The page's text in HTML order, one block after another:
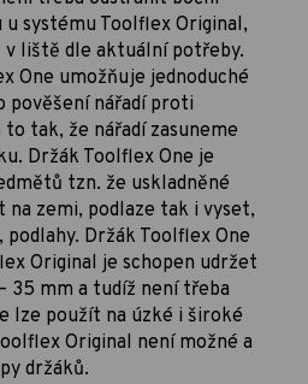
systému Toolflex Original,
v liště dle aktuální potřeby.
One umožňuje jednoduché
pověšení nářadí proti
to tak, že nářadí zasuneme
Držák Toolflex One je
tzn. že uskladněné
zemi, podlaze tak i vyset,
Držák Toolflex One
Original je schopen udržet
35 mm a tudíž není třeba
lze použít na úzké i široké
Original není možné a
držáků.